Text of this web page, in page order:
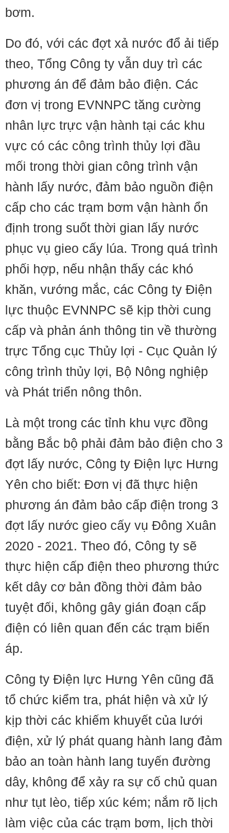
bơm.
Do đó, với các đợt xả nước đổ ải tiếp
theo, Tổng Công ty vẫn duy trì các
phương án để đảm bảo điện. Các
đơn vị trong EVNNPC tăng cường
nhân lực trực vận hành tại các khu
vực có các công trình thủy lợi đầu
mối trong thời gian công trình vận
hành lấy nước, đảm bảo nguồn điện
cấp cho các trạm bơm vận hành ổn
định trong suốt thời gian lấy nước
phục vụ gieo cấy lúa. Trong quá trình
phối hợp, nếu nhận thấy các khó
khăn, vướng mắc, các Công ty Điện
lực thuộc EVNNPC sẽ kịp thời cung
cấp và phản ánh thông tin về thường
trực Tổng cục Thủy lợi - Cục Quản lý
công trình thủy lợi, Bộ Nông nghiệp
và Phát triển nông thôn.
Là một trong các tỉnh khu vực đồng
bằng Bắc bộ phải đảm bảo điện cho 3
đợt lấy nước, Công ty Điện lực Hưng
Yên cho biết: Đơn vị đã thực hiện
phương án đảm bảo cấp điện trong 3
đợt lấy nước gieo cấy vụ Đông Xuân
2020 - 2021. Theo đó, Công ty sẽ
thực hiện cấp điện theo phương thức
kết dây cơ bản đồng thời đảm bảo
tuyệt đối, không gây gián đoạn cấp
điện có liên quan đến các trạm biến
áp.
Công ty Điện lực Hưng Yên cũng đã
tổ chức kiểm tra, phát hiện và xử lý
kịp thời các khiếm khuyết của lưới
điện, xử lý phát quang hành lang đảm
bảo an toàn hành lang tuyến đường
dây, không để xảy ra sự cố chủ quan
như tụt lèo, tiếp xúc kém; nắm rõ lịch
làm việc của các trạm bơm, lịch thời